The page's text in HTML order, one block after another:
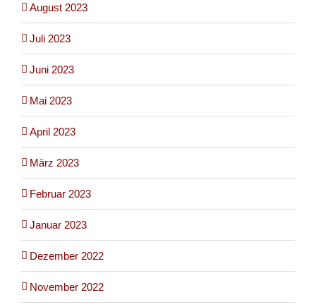
August 2023
Juli 2023
Juni 2023
Mai 2023
April 2023
März 2023
Februar 2023
Januar 2023
Dezember 2022
November 2022